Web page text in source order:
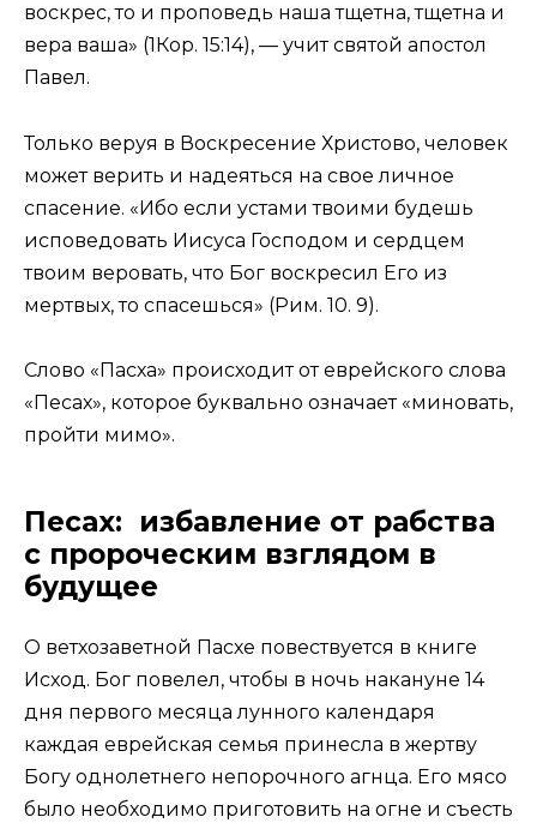
воскрес, то и проповедь наша тщетна, тщетна и
вера ваша» (1Кор. 15:14), — учит святой апостол
Павел.
Только веруя в Воскресение Христово, человек
может верить и надеяться на свое личное
спасение. «Ибо если устами твоими будешь
исповедовать Иисуса Господом и сердцем
твоим веровать, что Бог воскресил Его из
мертвых, то спасешься» (Рим. 10. 9).
Слово «Пасха» происходит от еврейского слова
«Песах», которое буквально означает «миновать,
пройти мимо».
Песах: избавление от рабства
с пророческим взглядом в
будущее
О ветхозаветной Пасхе повествуется в книге
Исход. Бог повелел, чтобы в ночь накануне 14
дня первого месяца лунного календаря
каждая еврейская семья принесла в жертву
Богу однолетнего непорочного агнца. Его мясо
было необходимо приготовить на огне и съесть